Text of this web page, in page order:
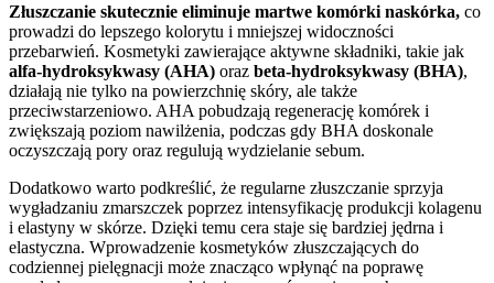
Złuszczanie skutecznie eliminuje martwe komórki naskórka, co
prowadzi do lepszego kolorytu i mniejszej widoczności
przebarwień. Kosmetyki zawierające aktywne składniki, takie jak
alfa-hydroksykwasy (AHA) oraz beta-hydroksykwasy (BHA),
działają nie tylko na powierzchnię skóry, ale także
przeciwstarzeniowo. AHA pobudzają regenerację komórek i
zwiększają poziom nawilżenia, podczas gdy BHA doskonale
oczyszczają pory oraz regulują wydzielanie sebum.
Dodatkowo warto podkreślić, że regularne złuszczanie sprzyja
wygładzaniu zmarszczek poprzez intensyfikację produkcji kolagenu
i elastyny w skórze. Dzięki temu cera staje się bardziej jędrna i
elastyczna. Wprowadzenie kosmetyków złuszczających do
codziennej pielęgnacji może znacząco wpłynąć na poprawę